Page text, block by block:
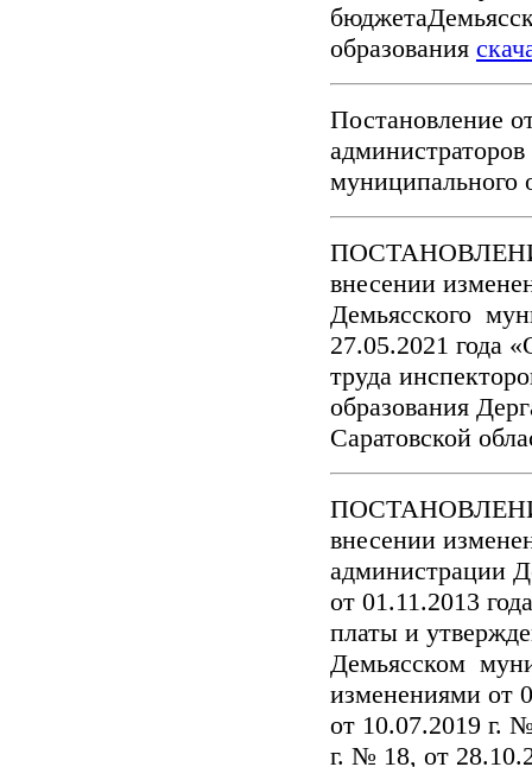
образования
Постановление
муниципального
внесении
Демьясского
27.05.2021 года
труда
образования
Саратовской
внесении
администрации
от 01.11.2013
платы и
Демьясском
изменениями от
от 10.07.2019 г.
г. № 18, от